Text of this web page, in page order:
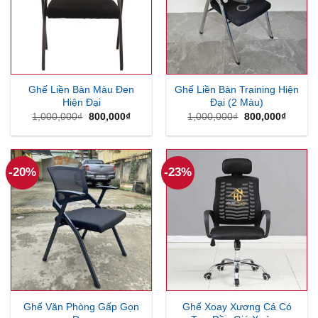
Ghế Liền Bàn Màu Đen
Hiện Đại
1,000,000₫ Giá
là:
800,000₫Giá
tại
800,000₫.
Ghế Liền Bàn Training Hiện
Đại (2 Màu)
1,000,000₫ Giá
là:
800,000₫Giá
tại
-20%
Ghế Văn Phòng Gấp Gọn
-23%
Ghế Xoay Xương Cá Có